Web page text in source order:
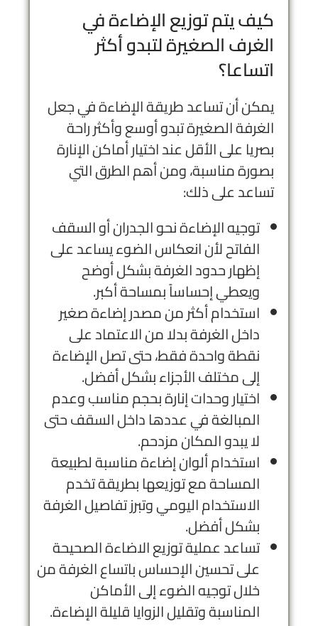
كيف يتم توزيع الإضاءة في
الغرف الصغيرة لتبدو أكثر
اتساعا؟
يمكن أن تساعد طريقة الإضاءة في جعل
الغرفة الصغيرة تبدو أوسع وأكثر راحة
بصريا على الأقل عند اختيار أماكن الإنارة
بصورة مناسبة، ومن أهم الطرق التي
تساعد على ذلك:
توجيه الإضاءة نحو الجدران أو السقف
الفاتح لأن انعكاس الضوء يساعد على
إظهار حدود الغرفة بشكل أوضح
ويعطي إحساساً بمساحة أكبر.
استخدام أكثر من مصدر إضاءة صغير
داخل الغرفة بدلا من الاعتماد على
نقطة واحدة فقط، حتى تصل الإضاءة
إلى مختلف الأجزاء بشكل أفضل.
اختيار وحدات إنارة بحجم مناسب وعدم
المبالغة في عددها داخل السقف حتى
لا يبدو المكان مزدحم.
استخدام ألوان إضاءة مناسبة لطبيعة
المساحة مع توزيعها بطريقة تخدم
الاستخدام اليومي وتبرز تفاصيل الغرفة
بشكل أفضل.
تساعد عملية توزيع الاضاءة الصحيحة
على تحسين الإحساس باتساع الغرفة من
خلال توجيه الضوء إلى الأماكن
المناسبة وتقليل الزوايا قليلة الإضاءة.